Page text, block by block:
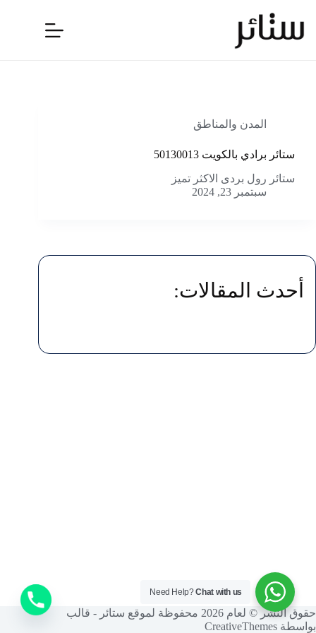
إلى
المحتوى
المدن والمناطق
ستائر برادي بالكويت 50130013
ستائر رول بردى الاكثر تميز
سبتمبر 23, 2024
أحدث المقالات:
حقوق النشر © لعام 2026 محفوظة لموقع ستائر - قالب
بواسطة CreativeThemes
Need Help?Chat with us